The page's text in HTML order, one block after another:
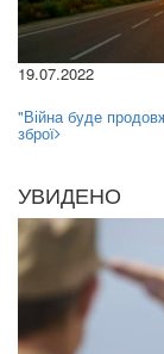
19.07.2022
"Війна буде
зброї
УВИДЕНО